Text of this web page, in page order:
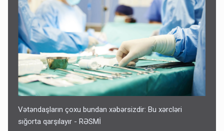
Vətəndaşların çoxu bundan xəbərsizdir: Bu xərcləri
sığorta qarşılayır - RƏSMİ